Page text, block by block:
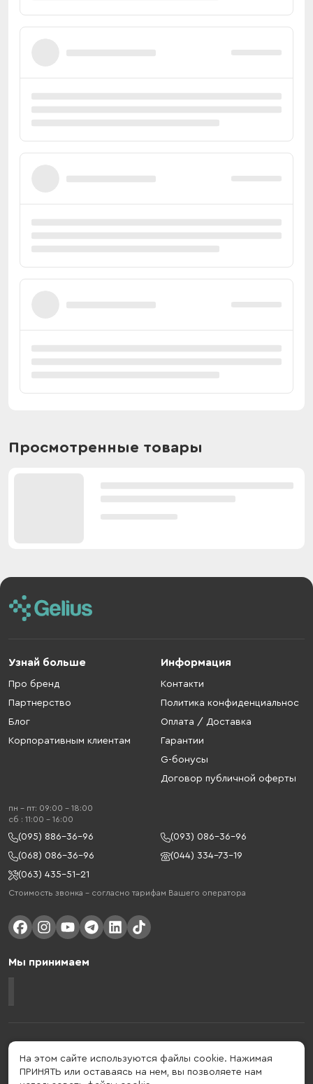
Просмотренные товары
Узнай больше
Про бренд
Партнерство
Блог
Корпоративным клиентам
Информация
Контакти
Политика конфиденциальнос
Оплата / Доставка
Гарантии
G-бонусы
Договор публичной оферты
пн - пт: 09:00 - 18:00
cб : 11:00 - 16:00
(095) 886-36-96
(093) 086-36-96
(068) 086-36-96
(044) 334-73-19
(063) 435-51-21
Стоимость звонка – согласно тарифам Вашего оператора
Мы принимаем
Gelius - украинский бренд, который активно развивается в сфере
умных гаджетов и мобильных аксессуаров. Бренд подтвержден в 2013
году. Gelius - это больше, чем просто бренд, этот стиль жизни,
который об'єднує в собі драйв, радость, скорость, новації и
На этом сайте используются файлы cookie. Нажимая
ПРИНЯТЬ или оставаясь на нем, вы позволяете нам